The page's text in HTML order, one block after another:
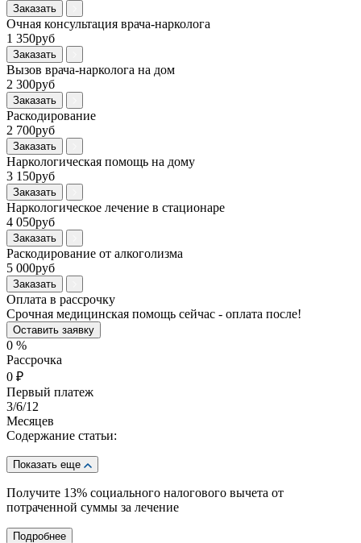
Заказать
Очная консультация врача-нарколога
1 350руб
Заказать
Вызов врача-нарколога на дом
2 300руб
Заказать
Раскодирование
2 700руб
Заказать
Наркологическая помощь на дому
3 150руб
Заказать
Наркологическое лечение в стационаре
4 050руб
Заказать
Раскодирование от алкоголизма
5 000руб
Заказать
Оплата в рассрочку
Срочная медицинская помощь сейчас - оплата после!
Оставить заявку
0 %
Рассрочка
0 ₽
Первый платеж
3/6/12
Месяцев
Содержание статьи:
Показать еще
Получите 13% социального налогового вычета от
потраченной суммы за лечение
Подробнее